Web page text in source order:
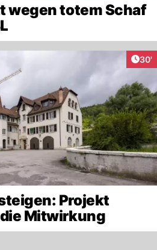
wegen totem Schaf
30'
Projekt
Mitwirkung